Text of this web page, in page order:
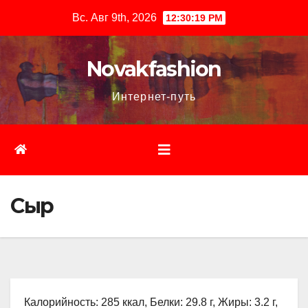
содержимому
Вс. Авг 9th, 2026 12:30:20 PM
Novakfashion
Интернет-путь
Сыр
Калорийность: 285 ккал, Белки: 29.8 г, Жиры: 3.2 г,